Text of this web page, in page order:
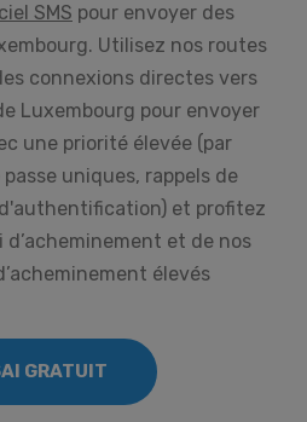
SMS pour envoyer des
Utilisez nos routes
connexions directes vers
Luxembourg pour envoyer
une priorité élevée (par
uniques, rappels de
et profitez
et de nos
élevés
GRATUIT